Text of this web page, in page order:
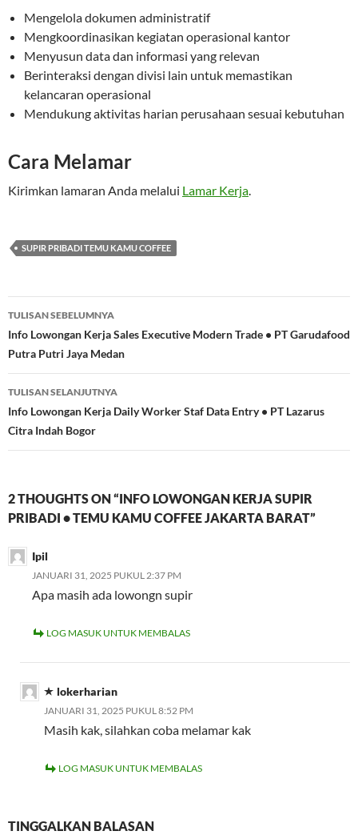
Mengelola dokumen administratif
Mengkoordinasikan kegiatan operasional kantor
Menyusun data dan informasi yang relevan
Berinteraksi dengan divisi lain untuk memastikan
kelancaran operasional
Mendukung aktivitas harian perusahaan sesuai kebutuhan
Cara Melamar
Kirimkan lamaran Anda melalui Lamar Kerja.
SUPIR PRIBADI TEMU KAMU COFFEE
Navigasi
Tulisan
TULISAN SEBELUMNYA
Info Lowongan Kerja Sales Executive Modern Trade • PT Garudafood
Putra Putri Jaya Medan
TULISAN SELANJUTNYA
Info Lowongan Kerja Daily Worker Staf Data Entry • PT Lazarus
Citra Indah Bogor
2 THOUGHTS ON “INFO LOWONGAN KERJA SUPIR
PRIBADI • TEMU KAMU COFFEE JAKARTA BARAT”
Ipil
JANUARI 31, 2025 PUKUL 2:37 PM
Apa masih ada lowongn supir
LOG MASUK UNTUK MEMBALAS
lokerharian
JANUARI 31, 2025 PUKUL 8:52 PM
Masih kak, silahkan coba melamar kak
LOG MASUK UNTUK MEMBALAS
TINGGALKAN BALASAN